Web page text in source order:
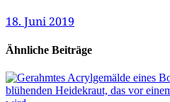
18. Juni 2019
Ähnliche Beiträge